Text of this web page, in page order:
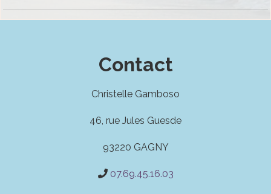
Contact
Christelle Gamboso
46, rue Jules Guesde
93220 GAGNY
07.69.45.16.03